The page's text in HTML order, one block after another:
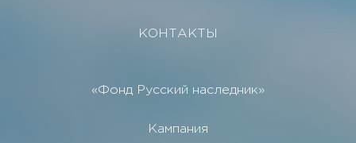
КОНТАКТЫ
«Фонд Русский наследник»
Кампания